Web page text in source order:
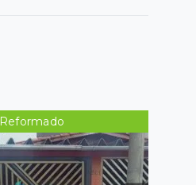
Reformado